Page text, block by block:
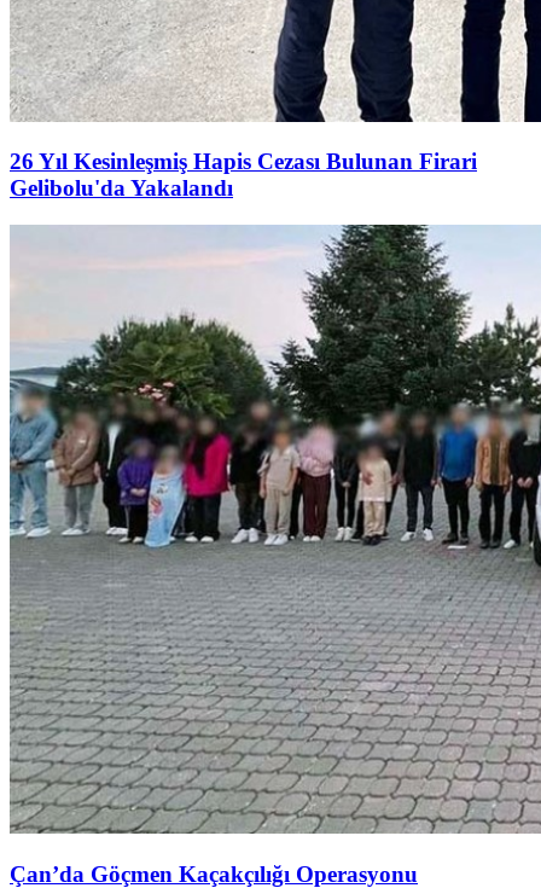
26 Yıl Kesinleşmiş Hapis Cezası Bulunan Firari
Gelibolu'da Yakalandı
Çan’da Göçmen Kaçakçılığı Operasyonu